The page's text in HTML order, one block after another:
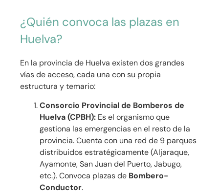
¿Quién convoca las plazas en
Huelva?
En la provincia de Huelva existen dos grandes
vías de acceso, cada una con su propia
estructura y temario:
Consorcio Provincial de Bomberos de
Huelva (CPBH): Es el organismo que
gestiona las emergencias en el resto de la
provincia. Cuenta con una red de 9 parques
distribuidos estratégicamente (Aljaraque,
Ayamonte, San Juan del Puerto, Jabugo,
etc.). Convoca plazas de Bombero-
Conductor.